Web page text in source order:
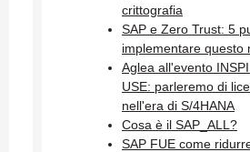
crittografia
SAP e Zero Trust: 5
implementare questo
Aglea all'evento
USE: parleremo di
nell'era di S/4HANA
Cosa è il SAP_ALL?
SAP FUE come